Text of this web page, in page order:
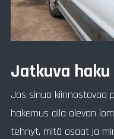
Jatkuva haku
Jos sinua kiinnostavaa
hakemus alla olevan
tehnyt, mitä osaat ja